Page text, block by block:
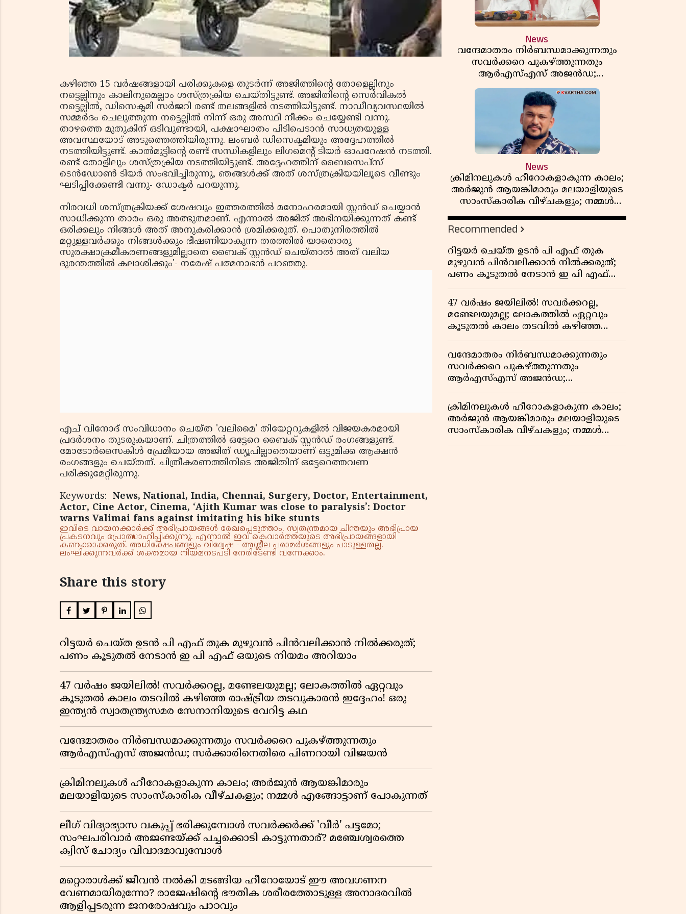
കഴിഞ്ഞ 15 വര്‍ഷങ്ങളായി പരിക്കുകളെ തുടര്‍ന്ന് അജിത്തിന്റെ തോളെല്ലിനും
നട്ടെല്ലിനും കാലിനുമെല്ലാം ശസ്ത്രക്രിയ ചെയ്തിട്ടുണ്ട്. അജിതിന്റെ സെര്‍വികല്‍
നട്ടെല്ലില്‍, ഡിസെക്ടമി സര്‍ജറി രണ്ട് തലങ്ങളില്‍ നടത്തിയിട്ടുണ്ട്. നാഡീവ്യവസ്ഥയില്‍
സമ്മര്‍ദം ചെലുത്തുന്ന നട്ടെല്ലില്‍ നിന്ന് ഒരു അസ്ഥി നീക്കം ചെയ്യേണ്ടി വന്നു.
താഴത്തെ മുതുകിന് ഒടിവുണ്ടായി, പക്ഷാഘാതം പിടിപെടാന്‍ സാധ്യതയുള്ള
അവസ്ഥയോട് അടുത്തെത്തിയിരുന്നു. ലംബര്‍ ഡിസെക്ടമിയും അദ്ദേഹത്തില്‍
നടത്തിയിട്ടുണ്ട്. കാല്‍മുട്ടിന്റെ രണ്ട് സന്ധികളിലും ലിഗമെന്റ് ടിയര്‍ ഓപറേഷന്‍ നടത്തി.
രണ്ട് തോളിലും ശസ്ത്രക്രിയ നടത്തിയിട്ടുണ്ട്. അദ്ദേഹത്തിന് ബൈസെപ്‌സ്
ടെന്‍ഡോണ്‍ ടിയര്‍ സംഭവിച്ചിരുന്നു, ഞങ്ങള്‍ക്ക് അത് ശസ്ത്രക്രിയയിലൂടെ വീണ്ടും
ഘടിപ്പിക്കേണ്ടി വന്നു- ഡോക്ടര്‍ പറയുന്നു.
നിരവധി ശസ്ത്രക്രിയക്ക് ശേഷവും ഇത്തരത്തില്‍ മനോഹരമായി സ്റ്റന്‍ഡ് ചെയ്യാന്‍
സാധിക്കുന്ന താരം ഒരു അത്ഭുതമാണ്. എന്നാല്‍ അജിത് അഭിനയിക്കുന്നത് കണ്ട്
ഒരിക്കലും നിങ്ങള്‍ അത് അനുകരിക്കാന്‍ ശ്രമിക്കരുത്. പൊതുനിരത്തില്‍
മറ്റുള്ളവര്‍ക്കും നിങ്ങള്‍ക്കും ഭീഷണിയാകുന്ന തരത്തില്‍ യാതൊരു
സുരക്ഷാക്രമീകരണങ്ങളുമില്ലാതെ ബൈക് സ്റ്റന്‍ഡ് ചെയ്താല്‍ അത് വലിയ
ദുരന്തത്തില്‍ കലാശിക്കും'- നരേഷ് പത്മനാഭന്‍ പറഞ്ഞു.
എച് വിനോദ് സംവിധാനം ചെയ്ത 'വലിമൈ' തിയേറ്ററുകളില്‍ വിജയകരമായി
പ്രദര്‍ശനം തുടരുകയാണ്. ചിത്രത്തില്‍ ഒട്ടേറെ ബൈക് സ്റ്റന്‍ഡ് രംഗങ്ങളുണ്ട്.
മോടോര്‍സൈകിള്‍ പ്രേമിയായ അജിത് ഡ്യൂപില്ലാതെയാണ് ഒട്ടുമിക്ക ആക്ഷന്‍
രംഗങ്ങളും ചെയ്തത്. ചിത്രീകരണത്തിനിടെ അജിതിന് ഒട്ടേറെത്തവണ
പരിക്കുമേറ്റിരുന്നു.
Keywords: News, National, India, Chennai, Surgery, Doctor, Entertainment,
Actor, Cine Actor, Cinema, ‘Ajith Kumar was close to paralysis’: Doctor
warns Valimai fans against imitating his bike stunts
ഇവിടെ വായനക്കാർക്ക് അഭിപ്രായങ്ങൾ രേഖപ്പെടുത്താം. സ്വതന്ത്രമായ ചിന്തയും അഭിപ്രായ
പ്രകടനവും പ്രോത്സാഹിപ്പിക്കുന്നു. എന്നാൽ ഇവ കെവാർത്തയുടെ അഭിപ്രായങ്ങളായി
കണക്കാക്കരുത്. അധിക്ഷേപങ്ങളും വിദ്വേഷ - അശ്ലീല പരാമർശങ്ങളും പാടുള്ളതല്ല.
ലംഘിക്കുന്നവർക്ക് ശക്തമായ നിയമനടപടി നേരിടേണ്ടി വന്നേക്കാം.
Share this story
റിട്ടയർ ചെയ്ത ഉടൻ പി എഫ് തുക മുഴുവൻ പിൻവലിക്കാൻ നിൽക്കരുത്;
പണം കൂടുതൽ നേടാൻ ഇ പി എഫ് ഒയുടെ നിയമം അറിയാം
47 വർഷം ജയിലിൽ! സവർക്കറല്ല, മണ്ടേലയുമല്ല; ലോകത്തിൽ ഏറ്റവും
കൂടുതൽ കാലം തടവിൽ കഴിഞ്ഞ രാഷ്ട്രീയ തടവുകാരൻ ഇദ്ദേഹം! ഒരു
ഇന്ത്യൻ സ്വാതന്ത്ര്യസമര സേനാനിയുടെ വേറിട്ട കഥ
വന്ദേമാതരം നിർബന്ധമാക്കുന്നതും സവർക്കറെ പുകഴ്ത്തുന്നതും
ആർഎസ്എസ് അജൻഡ; സർക്കാരിനെതിരെ പിണറായി വിജയൻ
ക്രിമിനലുകൾ ഹീറോകളാകുന്ന കാലം; അർജുൻ ആയങ്കിമാരും
മലയാളിയുടെ സാംസ്കാരിക വീഴ്ചകളും; നമ്മൾ എങ്ങോട്ടാണ് പോകുന്നത്
ലീഗ് വിദ്യാഭ്യാസ വകുപ്പ് ഭരിക്കുമ്പോൾ സവർക്കർക്ക് 'വീർ' പട്ടമോ;
സംഘപരിവാർ അജണ്ടയ്ക്ക് പച്ചക്കൊടി കാട്ടുന്നതാര്? മഞ്ചേശ്വരത്തെ
ക്വിസ് ചോദ്യം വിവാദമാവുമ്പോൾ
മറ്റൊരാൾക്ക് ജീവൻ നൽകി മടങ്ങിയ ഹീറോയോട് ഈ അവഗണന
വേണമായിരുന്നോ? രാജേഷിൻ്റെ ഭൗതിക ശരീരത്തോടുള്ള അനാദരവിൽ
ആളിപ്പടരുന്ന ജനരോഷവും പാഠവും
News
വന്ദേമാതരം നിർബന്ധമാക്കുന്നതും
സവർക്കറെ പുകഴ്ത്തുന്നതും
ആർഎസ്എസ് അജൻഡ;
സർക്കാരിനെതിരെ പിണറായി വിജയൻ
News
ക്രിമിനലുകൾ ഹീറോകളാകുന്ന കാലം;
അർജുൻ ആയങ്കിമാരും മലയാളിയുടെ
സാംസ്കാരിക വീഴ്ചകളും; നമ്മൾ
എങ്ങോട്ടാണ് പോകുന്നത്
Recommended
റിട്ടയർ ചെയ്ത ഉടൻ പി എഫ് തുക
മുഴുവൻ പിൻവലിക്കാൻ നിൽക്കരുത്;
പണം കൂടുതൽ നേടാൻ ഇ പി എഫ്
ഒയുടെ നിയമം അറിയാം
47 വർഷം ജയിലിൽ! സവർക്കറല്ല,
മണ്ടേലയുമല്ല; ലോകത്തിൽ ഏറ്റവും
കൂടുതൽ കാലം തടവിൽ കഴിഞ്ഞ
രാഷ്ട്രീയ തടവുകാരൻ ഇദ്ദേഹം! ഒരു
ഇന്ത്യൻ സ്വാതന്ത്ര്യസമര സേനാനിയുടെ
വേറിട്ട കഥ
വന്ദേമാതരം നിർബന്ധമാക്കുന്നതും
സവർക്കറെ പുകഴ്ത്തുന്നതും
ആർഎസ്എസ് അജൻഡ;
സർക്കാരിനെതിരെ പിണറായി വിജയൻ
ക്രിമിനലുകൾ ഹീറോകളാകുന്ന കാലം;
അർജുൻ ആയങ്കിമാരും മലയാളിയുടെ
സാംസ്കാരിക വീഴ്ചകളും; നമ്മൾ
എങ്ങോട്ടാണ് പോകുന്നത്